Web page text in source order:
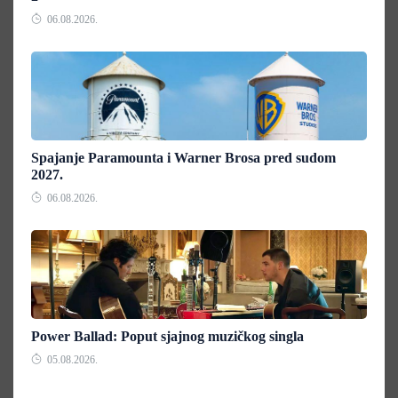
06.08.2026.
Spajanje Paramounta i Warner Brosa pred sudom
2027.
06.08.2026.
Power Ballad: Poput sjajnog muzičkog singla
05.08.2026.